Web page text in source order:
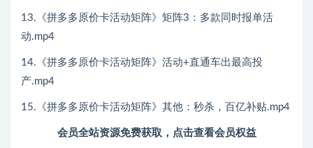
13.《拼多多原价卡活动矩阵》矩阵3：多款同时报单活
动.mp4
14.《拼多多原价卡活动矩阵》活动+直通车出最高投
产.mp4
15.《拼多多原价卡活动矩阵》其他：秒杀，百亿补贴.mp4
会员全站资源免费获取，点击查看会员权益